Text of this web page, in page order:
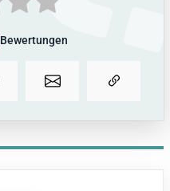
Bewertungen